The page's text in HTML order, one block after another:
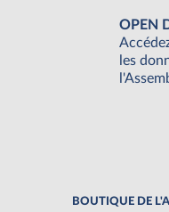
OPEN
les
BOUTIQUE DE